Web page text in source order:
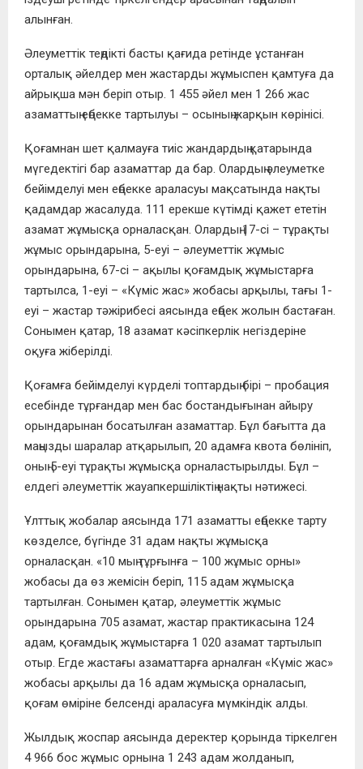
алынған.
Әлеуметтік теңдікті басты қағида ретінде ұстанған
орталық әйелдер мен жастарды жұмыспен қамтуға да
айрықша мән беріп отыр. 1 455 әйел мен 1 266 жас
азаматтың еңбекке тартылуы – осының жарқын көрінісі.
Қоғамнан шет қалмауға тиіс жандардың қатарында
мүгедектігі бар азаматтар да бар. Олардың әлеуметке
бейімделуі мен еңбекке араласуы мақсатында нақты
қадамдар жасалуда. 111 ерекше күтімді қажет ететін
азамат жұмысқа орналасқан. Олардың 17-сі – тұрақты
жұмыс орындарына, 5-еуі – әлеуметтік жұмыс
орындарына, 67-сі – ақылы қоғамдық жұмыстарға
тартылса, 1-еуі – «Күміс жас» жобасы арқылы, тағы 1-
еуі – жастар тәжірибесі аясында еңбек жолын бастаған.
Сонымен қатар, 18 азамат кәсіпкерлік негіздеріне
оқуға жіберілді.
Қоғамға бейімделуі күрделі топтардың бірі – пробация
есебінде тұрғандар мен бас бостандығынан айыру
орындарынан босатылған азаматтар. Бұл бағытта да
маңызды шаралар атқарылып, 20 адамға квота бөлініп,
оның 5-еуі тұрақты жұмысқа орналастырылды. Бұл –
елдегі әлеуметтік жауапкершіліктің нақты нәтижесі.
Ұлттық жобалар аясында 171 азаматты еңбекке тарту
көзделсе, бүгінде 31 адам нақты жұмысқа
орналасқан. «10 мың тұрғынға – 100 жұмыс орны»
жобасы да өз жемісін беріп, 115 адам жұмысқа
тартылған. Сонымен қатар, әлеуметтік жұмыс
орындарына 705 азамат, жастар практикасына 124
адам, қоғамдық жұмыстарға 1 020 азамат тартылып
отыр. Егде жастағы азаматтарға арналған «Күміс жас»
жобасы арқылы да 16 адам жұмысқа орналасып,
қоғам өміріне белсенді араласуға мүмкіндік алды.
Жылдық жоспар аясында деректер қорында тіркелген
4 966 бос жұмыс орнына 1 243 адам жолданып,